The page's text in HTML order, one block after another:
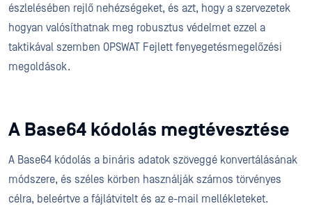
észlelésében rejlő nehézségeket, és azt, hogy a szervezetek
hogyan valósíthatnak meg robusztus védelmet ezzel a
taktikával szemben OPSWAT Fejlett fenyegetésmegelőzési
megoldások.
A Base64 kódolás megtévesztése
A Base64 kódolás a bináris adatok szöveggé konvertálásának
módszere, és széles körben használják számos törvényes
célra, beleértve a fájlátvitelt és az e-mail mellékleteket.